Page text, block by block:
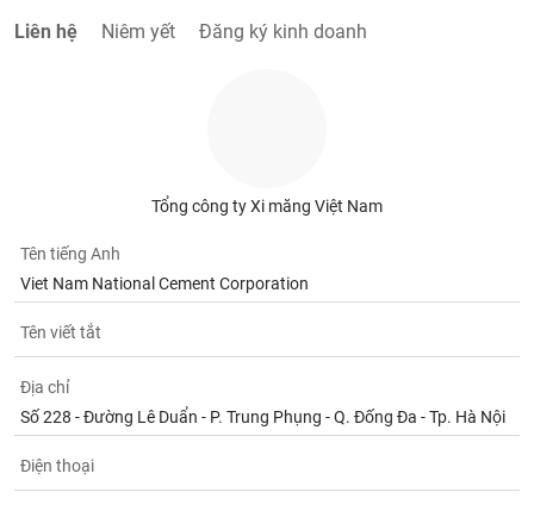
Liên hệ Niêm yết Đăng ký kinh doanh
Tổng công ty Xi măng Việt Nam
Tên tiếng Anh
Viet Nam National Cement Corporation
Tên viết tắt
Địa chỉ
Số 228 - Đường Lê Duẩn - P. Trung Phụng - Q. Đống Đa - Tp. Hà Nội
Điện thoại